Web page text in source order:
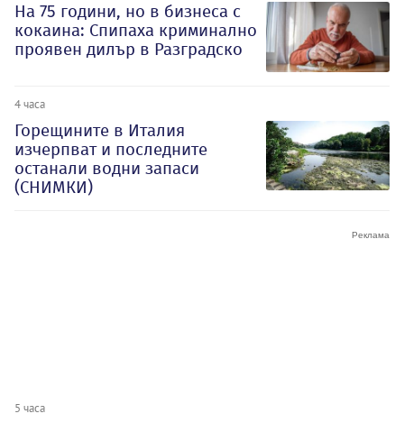
На 75 години, но в бизнеса с
кокаина: Спипаха криминално
проявен дилър в Разградско
4 часа
Горещините в Италия
изчерпват и последните
останали водни запаси
(СНИМКИ)
5 часа